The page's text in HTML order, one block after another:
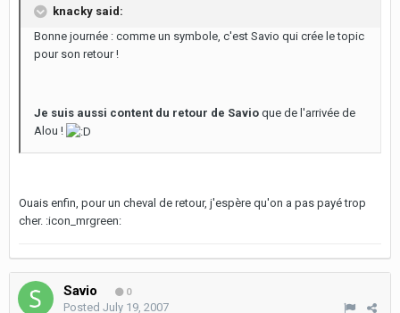
knacky said:
Bonne journée : comme un symbole, c'est Savio qui crée le topic
pour son retour !
Je suis aussi content du retour de Savio que de l'arrivée de
Alou !
Ouais enfin, pour un cheval de retour, j'espère qu'on a pas payé trop
cher. :icon_mrgreen:
Savio 0
Posted July 19, 2007